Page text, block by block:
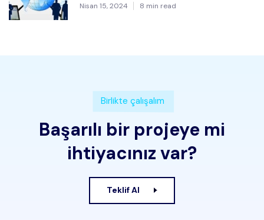
Nisan 15, 2024 8 min read
Birlikte çalışalım
Başarılı bir projeye mi
ihtiyacınız var?
Teklif Al